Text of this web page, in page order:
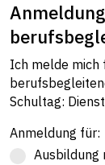
Ich melde mich
Schultag:
Anmeldung für:
Ausbildung